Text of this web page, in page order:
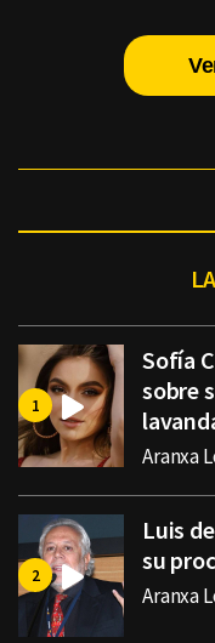
Sofía
sobre
Aranxa
Luis
su
Aranxa